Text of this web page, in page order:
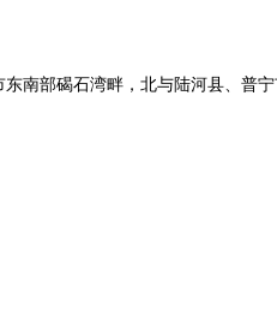
东南部碣石湾畔，北与陆河县、普